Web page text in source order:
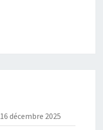
16 décembre 2025